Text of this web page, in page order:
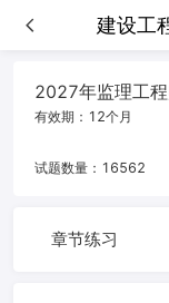
建设工
建设工程监理案
2027年监理工
有效期： 12个月
试题数量： 16562
章节练习